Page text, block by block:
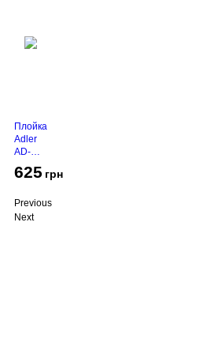
Плойка
Adler
AD-
625 грн
Previous
Next